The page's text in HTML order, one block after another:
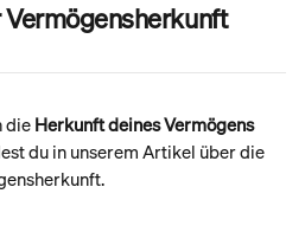
die Herkunft deines Vermögens
du in unserem Artikel über die